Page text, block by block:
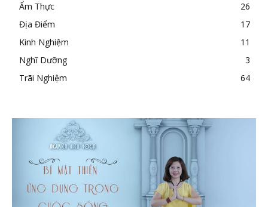
Ẩm Thực
26
Địa Điểm
17
Kinh Nghiệm
11
Nghĩ Dưỡng
3
Trãi Nghiệm
64